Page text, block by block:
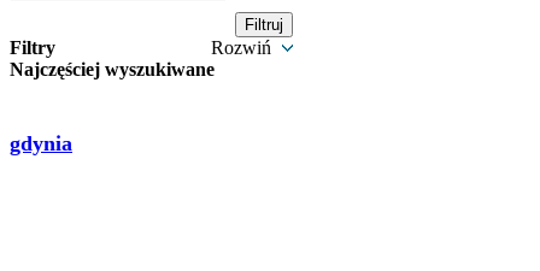
Filtry
Rozwiń
Najczęściej wyszukiwane
gdynia